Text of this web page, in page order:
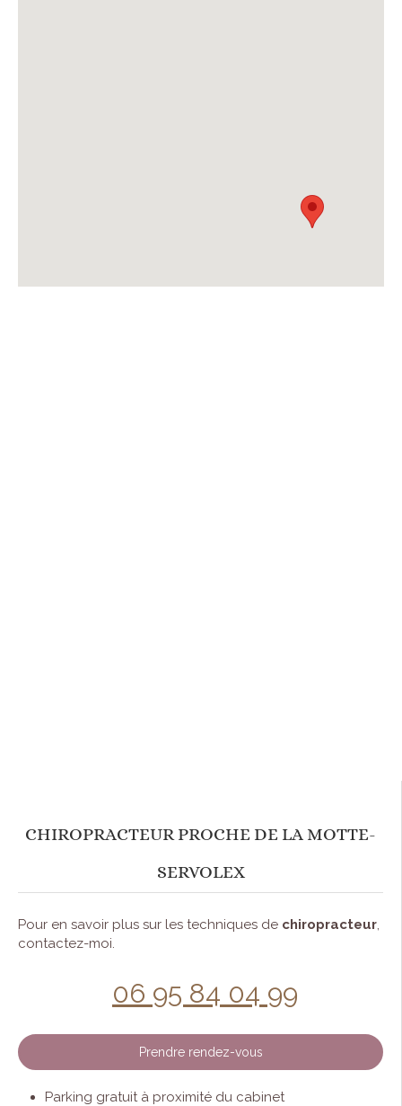
CHIROPRACTEUR PROCHE DE LA MOTTE-
SERVOLEX
Pour en savoir plus sur les techniques de chiropracteur,
contactez-moi.
06 95 84 04 99
Prendre rendez-vous
Parking gratuit à proximité du cabinet